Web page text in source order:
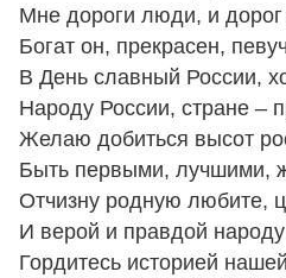
Мне дороги люди, и дорог
Богат он, прекрасен,
В День славный России,
Народу России, стране –
Желаю добиться высот
Быть первыми, лучшими,
Отчизну родную любите,
И верой и правдой
Гордитесь историей